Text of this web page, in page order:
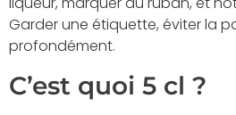
Garder une étiquette, éviter la
profondément.
C’est quoi 5 cl ?